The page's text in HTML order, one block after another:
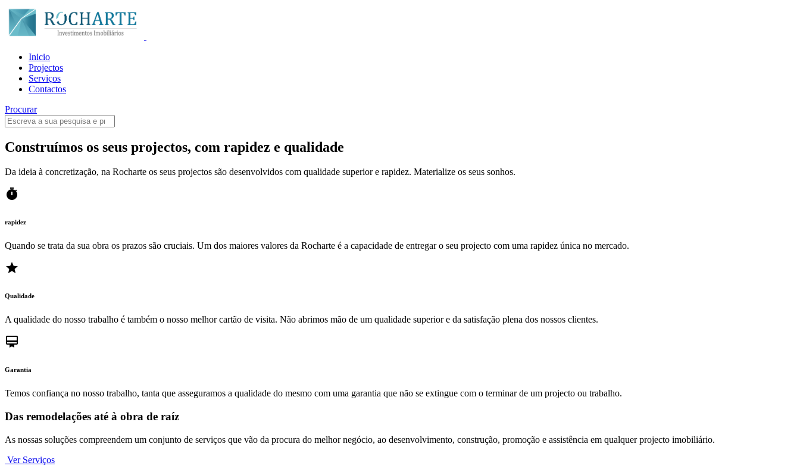
Inicio
Projectos
Serviços
Contactos
Procurar
Construímos os seus projectos, com rapidez e qualidade
Da ideia à concretização, na Rocharte os seus projectos são desenvolvidos com qualidade superior e rapidez. Materialize os seus sonhos.
timer
rapidez
Quando se trata da sua obra os prazos são cruciais. Um dos maiores valores da Rocharte é a capacidade de entregar o seu projecto com uma rapidez única no mercado.
grade
Qualidade
A qualidade do nosso trabalho é também o nosso melhor cartão de visita. Não abrimos mão de um qualidade superior e da satisfação plena dos nossos clientes.
card_membership
Garantia
Temos confiança no nosso trabalho, tanta que asseguramos a qualidade do mesmo com uma garantia que não se extingue com o terminar de um projecto ou trabalho.
Das remodelações até à obra de raíz
As nossas soluções compreendem um conjunto de serviços que vão da procura do melhor negócio, ao desenvolvimento, construção, promoção e assistência em qualquer projecto imobiliário.
Ver Serviços